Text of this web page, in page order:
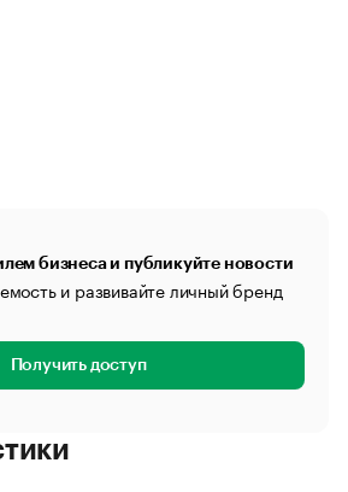
бизнеса и публикуйте новости
и развивайте личный бренд
Получить доступ